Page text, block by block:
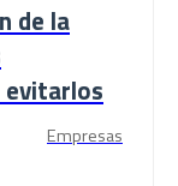
de la
evitarlos
Empresas